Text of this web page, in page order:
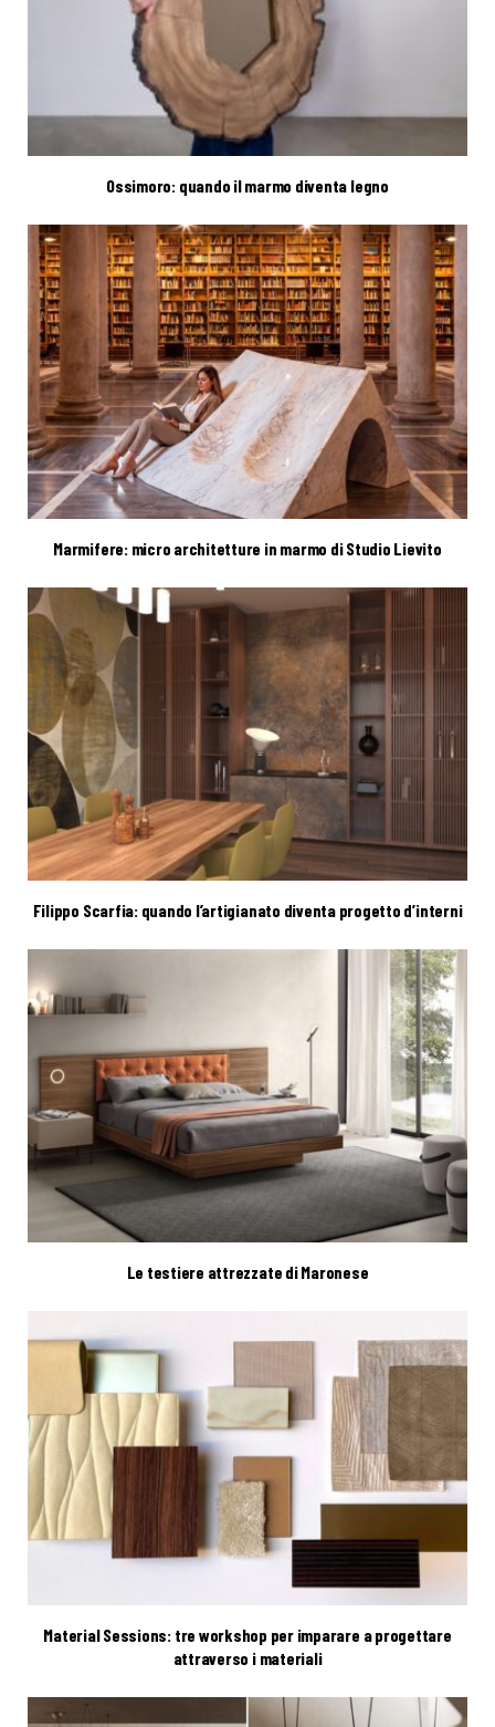
Ossimoro: quando il marmo diventa legno
Marmifere: micro architetture in marmo di Studio Lievito
Filippo Scarfia: quando l’artigianato diventa progetto d’interni
Le testiere attrezzate di Maronese
Material Sessions: tre workshop per imparare a progettare
attraverso i materiali